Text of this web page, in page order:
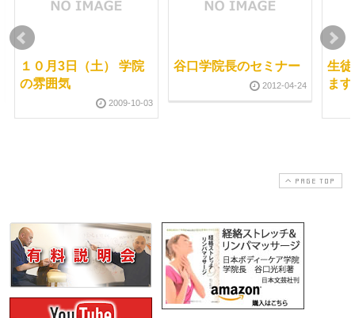
１０月3日（土） 学院
の雰囲気
2009-10-03
谷口学院長のセミナー
2012-04-24
生
ます
PAGE TOP